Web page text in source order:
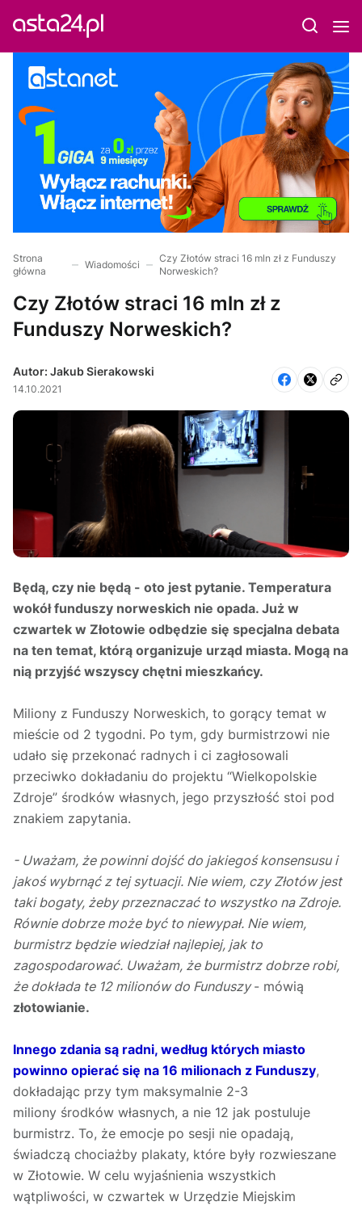
Strona
główna
Wiadomości
Czy Złotów straci 16 mln zł z Funduszy
Norweskich?
Czy Złotów straci 16 mln zł z
Funduszy Norweskich?
Autor: Jakub Sierakowski
14.10.2021
Będą, czy nie będą - oto jest pytanie. Temperatura
wokół funduszy norweskich nie opada. Już w
czwartek w Złotowie odbędzie się specjalna debata
na ten temat, którą organizuje urząd miasta. Mogą na
nią przyjść wszyscy chętni mieszkańcy.
Miliony z Funduszy Norweskich, to gorący temat w
mieście od 2 tygodni. Po tym, gdy burmistrzowi nie
udało się przekonać radnych i ci zagłosowali
przeciwko dokładaniu do projektu “Wielkopolskie
Zdroje” środków własnych, jego przyszłość stoi pod
znakiem zapytania.
- Uważam, że powinni dojść do jakiegoś konsensusu i
jakoś wybrnąć z tej sytuacji. Nie wiem, czy Złotów jest
taki bogaty, żeby przeznaczać to wszystko na Zdroje.
Równie dobrze może być to niewypał. Nie wiem,
burmistrz będzie wiedział najlepiej, jak to
zagospodarować. Uważam, że burmistrz dobrze robi,
że dokłada te 12 milionów do Funduszy- mówią
złotowianie.
Innego zdania są radni, według których miasto
powinno opierać się na 16 milionach z Funduszy,
dokładając przy tym maksymalnie 2-3
miliony środków własnych, a nie 12 jak postuluje
burmistrz. To, że emocje po sesji nie opadają,
świadczą chociażby plakaty, które były rozwieszane
w Złotowie. W celu wyjaśnienia wszystkich
wątpliwości, w czwartek w Urzędzie Miejskim